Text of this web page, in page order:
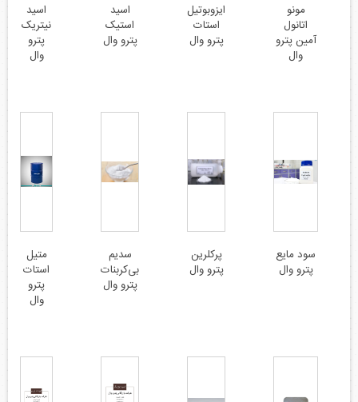
مونو
اتانول
آمین پترو
وال
ایزوبوتیل
استات
پترو وال
اسید
استیک
پترو وال
اسید
نیتریک
پترو
وال
سود مایع
پترو وال
پرکلرین
پترو وال
سدیم
بی‌کربنات
پترو وال
متیل
استات
پترو
وال